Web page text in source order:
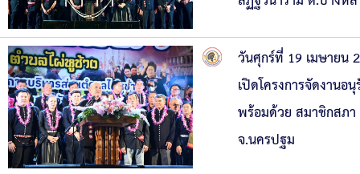
วันศุกร์ที่ 19 เมษายน
เปิดโครงการจัดงาน
พร้อมด้วย สมาชิกสภา
จ.นครปฐม